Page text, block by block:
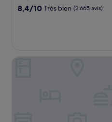
8.4
8,4/10 Très bien (2 665 avis)